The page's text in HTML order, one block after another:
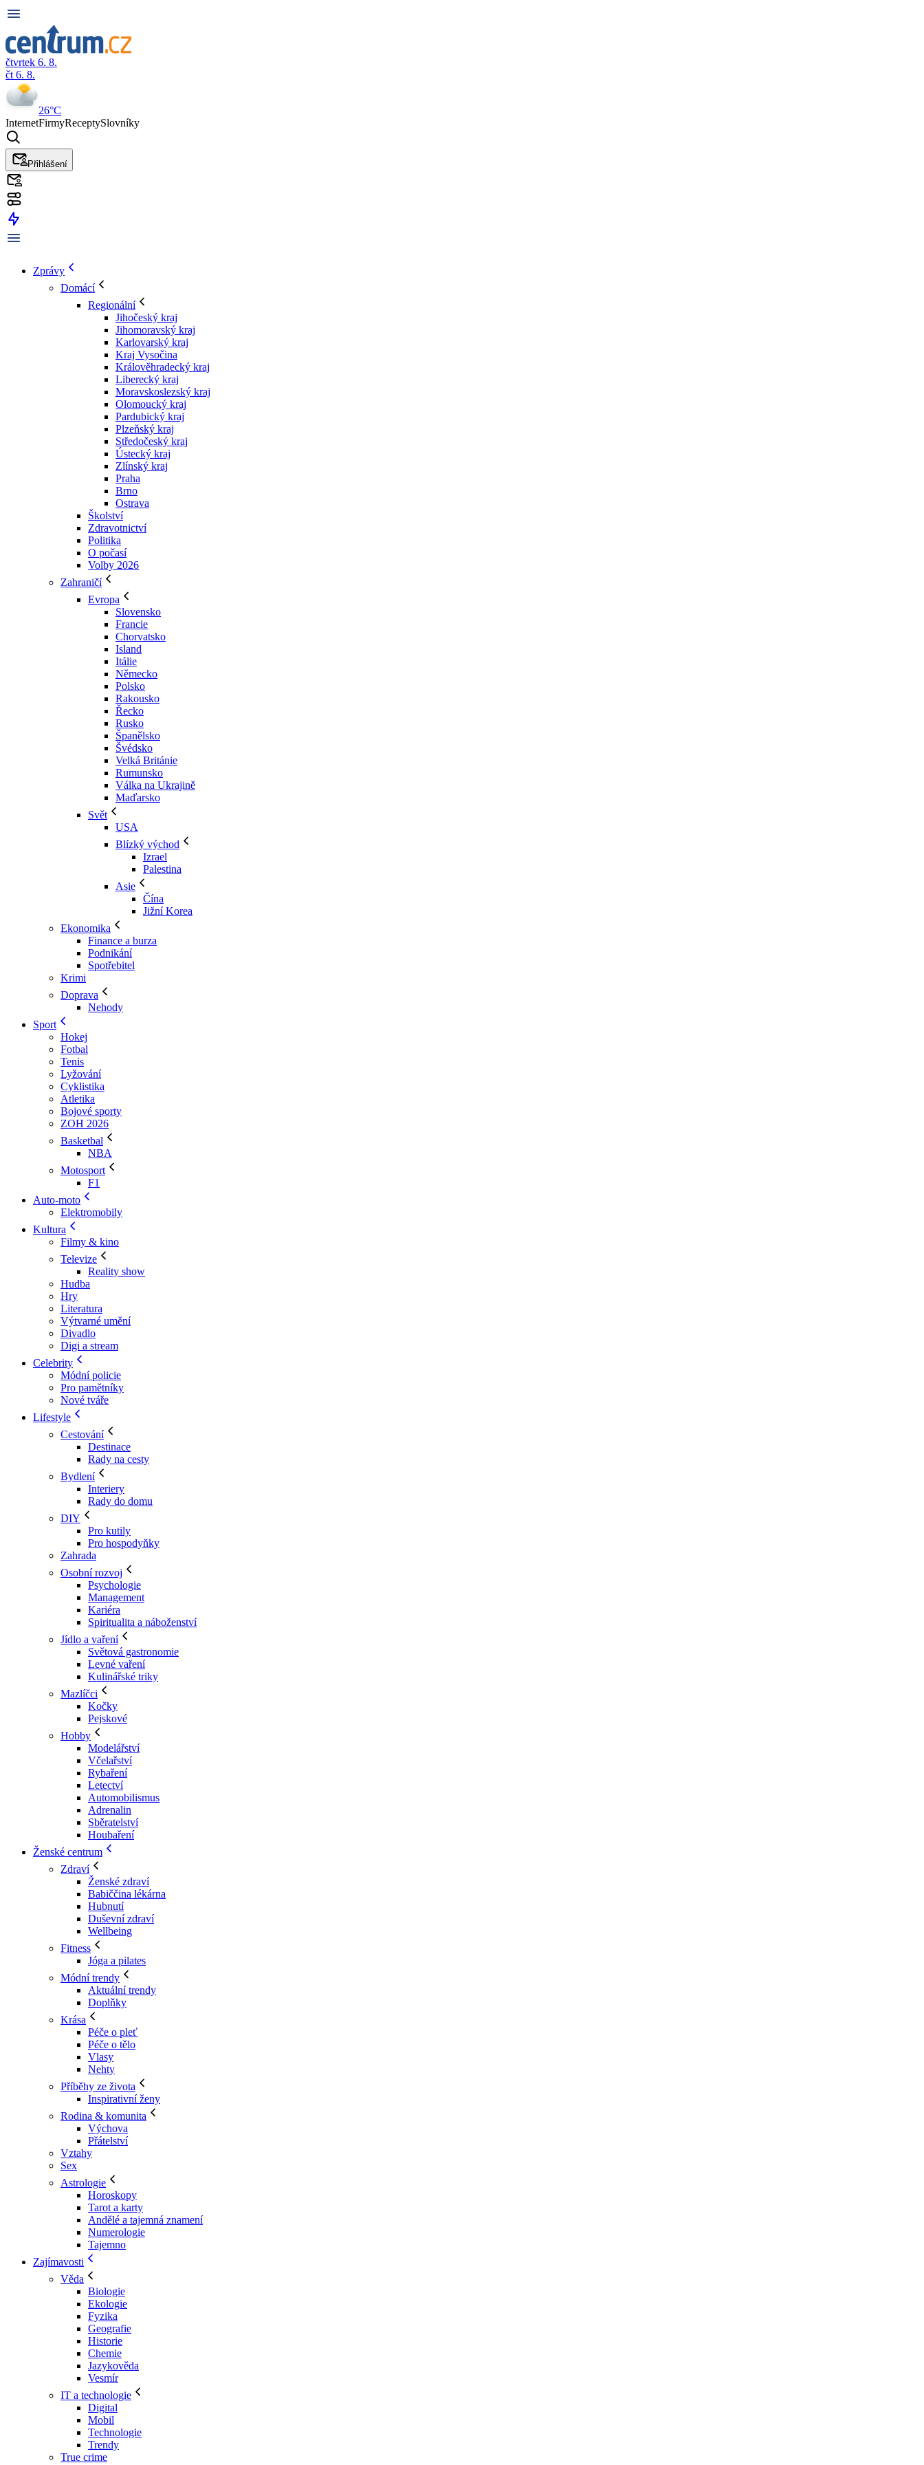
čtvrtek 6. 8.
čt 6. 8.
26°C
InternetFirmyReceptySlovníky
Přihlášení
Zprávy
Domácí
Regionální
Jihočeský kraj
Jihomoravský kraj
Karlovarský kraj
Kraj Vysočina
Králověhradecký kraj
Liberecký kraj
Moravskoslezský kraj
Olomoucký kraj
Pardubický kraj
Plzeňský kraj
Středočeský kraj
Ústecký kraj
Zlínský kraj
Praha
Brno
Ostrava
Školství
Zdravotnictví
Politika
O počasí
Volby 2026
Zahraničí
Evropa
Slovensko
Francie
Chorvatsko
Island
Itálie
Německo
Polsko
Rakousko
Řecko
Rusko
Španělsko
Švédsko
Velká Británie
Rumunsko
Válka na Ukrajině
Maďarsko
Svět
USA
Blízký východ
Izrael
Palestina
Asie
Čína
Jižní Korea
Ekonomika
Finance a burza
Podnikání
Spotřebitel
Krimi
Doprava
Nehody
Sport
Hokej
Fotbal
Tenis
Lyžování
Cyklistika
Atletika
Bojové sporty
ZOH 2026
Basketbal
NBA
Motosport
F1
Auto-moto
Elektromobily
Kultura
Filmy & kino
Televize
Reality show
Hudba
Hry
Literatura
Výtvarné umění
Divadlo
Digi a stream
Celebrity
Módní policie
Pro pamětníky
Nové tváře
Lifestyle
Cestování
Destinace
Rady na cesty
Bydlení
Interiery
Rady do domu
DIY
Pro kutily
Pro hospodyňky
Zahrada
Osobní rozvoj
Psychologie
Management
Kariéra
Spiritualita a náboženství
Jídlo a vaření
Světová gastronomie
Levné vaření
Kulinářské triky
Mazlíčci
Kočky
Pejskové
Hobby
Modelářství
Včelařství
Rybaření
Letectví
Automobilismus
Adrenalin
Sběratelství
Houbaření
Ženské centrum
Zdraví
Ženské zdraví
Babiččina lékárna
Hubnutí
Duševní zdraví
Wellbeing
Fitness
Jóga a pilates
Módní trendy
Aktuální trendy
Doplňky
Krása
Péče o pleť
Péče o tělo
Vlasy
Nehty
Příběhy ze života
Inspirativní ženy
Rodina & komunita
Výchova
Přátelství
Vztahy
Sex
Astrologie
Horoskopy
Tarot a karty
Andělé a tajemná znamení
Numerologie
Tajemno
Zajímavosti
Věda
Biologie
Ekologie
Fyzika
Geografie
Historie
Chemie
Jazykověda
Vesmír
IT a technologie
Digital
Mobil
Technologie
Trendy
True crime